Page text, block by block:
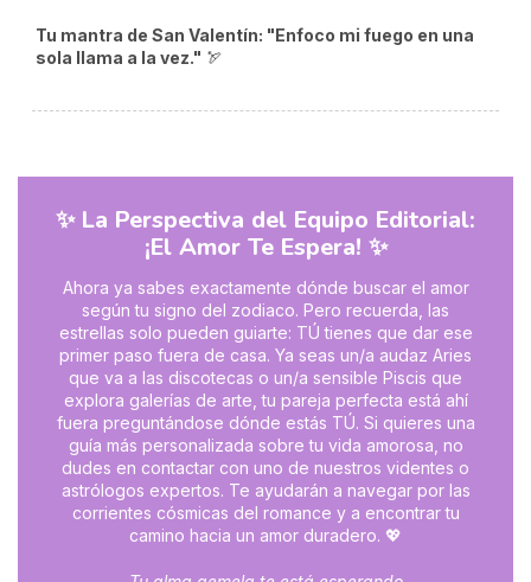
Tu mantra de San Valentín: "Enfoco mi fuego en una
sola llama a la vez." 🏹
✨ La Perspectiva del Equipo Editorial:
¡El Amor Te Espera! ✨
Ahora ya sabes exactamente dónde buscar el amor
según tu signo del zodiaco. Pero recuerda, las
estrellas solo pueden guiarte: TÚ tienes que dar ese
primer paso fuera de casa. Ya seas un/a audaz Aries
que va a las discotecas o un/a sensible Piscis que
explora galerías de arte, tu pareja perfecta está ahí
fuera preguntándose dónde estás TÚ. Si quieres una
guía más personalizada sobre tu vida amorosa, no
dudes en contactar con uno de nuestros videntes o
astrólogos expertos. Te ayudarán a navegar por las
corrientes cósmicas del romance y a encontrar tu
camino hacia un amor duradero. 💖